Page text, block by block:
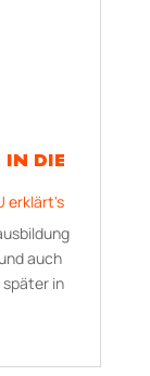
IN DIE
erklärt's
auch
in